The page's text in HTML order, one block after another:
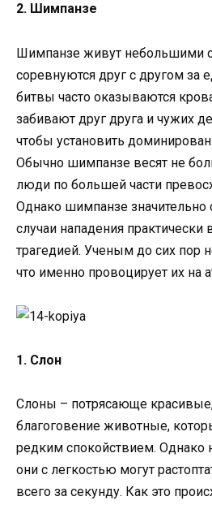
2. Шимпанзе
Шимпанзе живут небольшими
соревнуются друг с другом за
битвы часто оказываются
забивают друг друга и чужих
чтобы установить
Обычно шимпанзе весят не
люди по большей части
Однако шимпанзе
случаи нападения практически
трагедией. Ученым до сих пор
что именно провоцирует их на
1. Слон
Слоны – потрясающе
благоговение животные,
редким спокойствием. Однако
они с легкостью могут
всего за секунду. Как это